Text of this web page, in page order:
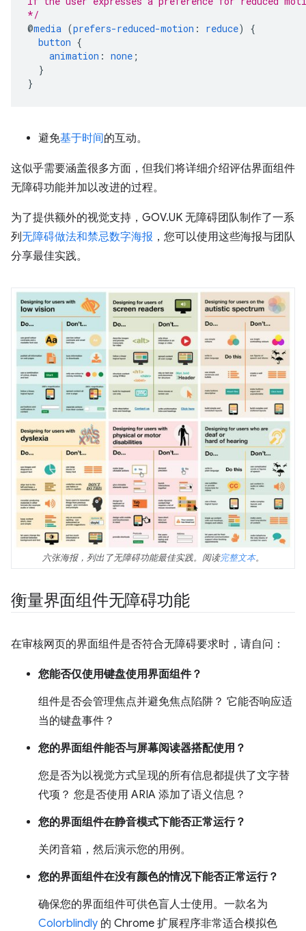
*/
@media (prefers-reduced-motion : reduce)
{
button {
animation : none ;
}
}
避免基于时间的互动。
这似乎需要涵盖很多方面，但我们将详细介绍评估界面组件
无障碍功能并加以改进的过程。
为了提供额外的视觉支持，GOV.UK 无障碍团队制作了一系
列无障碍做法和禁忌数字海报 ，您可以使用这些海报与团队
分享最佳实践。
六张海报，列出了无障碍功能最佳实践。阅读完整文本。
衡量界面组件无障碍功能
在审核网页的界面组件是否符合无障碍要求时，请自问：
您能否仅使用键盘使用界面组件？
组件是否会管理焦点并避免焦点陷阱？ 它能否响应适
当的键盘事件？
您的界面组件能否与屏幕阅读器搭配使用？
您是否为以视觉方式呈现的所有信息都提供了文字替
代项？ 您是否使用 ARIA 添加了语义信息？
您的界面组件在静音模式下能否正常运行？
关闭音箱，然后演示您的用例。
您的界面组件在没有颜色的情况下能否正常运行？
确保您的界面组件可供色盲人士使用。一款名为
Colorblindly 的 Chrome 扩展程序非常适合模拟色